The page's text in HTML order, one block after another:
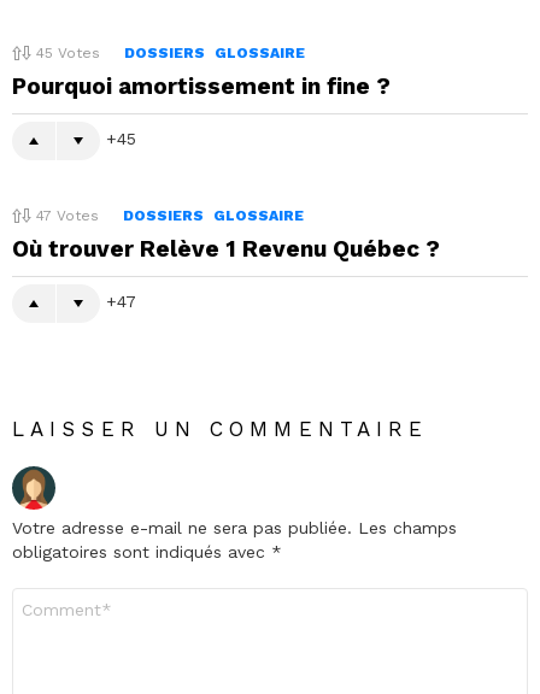
45 Votes DOSSIERS GLOSSAIRE
Pourquoi amortissement in fine ?
45
47 Votes DOSSIERS GLOSSAIRE
Où trouver Relève 1 Revenu Québec ?
47
LAISSER UN COMMENTAIRE
Votre adresse e-mail ne sera pas publiée. Les champs
obligatoires sont indiqués avec *